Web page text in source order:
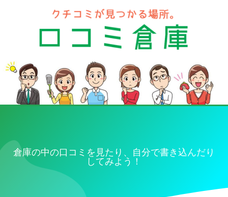
倉庫の中の口コミを見たり、自分で書き込んだり
してみよう！